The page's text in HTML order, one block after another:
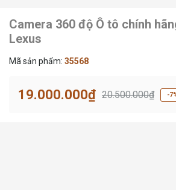
Camera 360 độ Ô tô chính
Lexus
Mã sản phẩm: 35568
19.000.000₫ 20.500.000₫ -